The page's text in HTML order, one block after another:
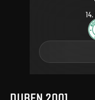
14.